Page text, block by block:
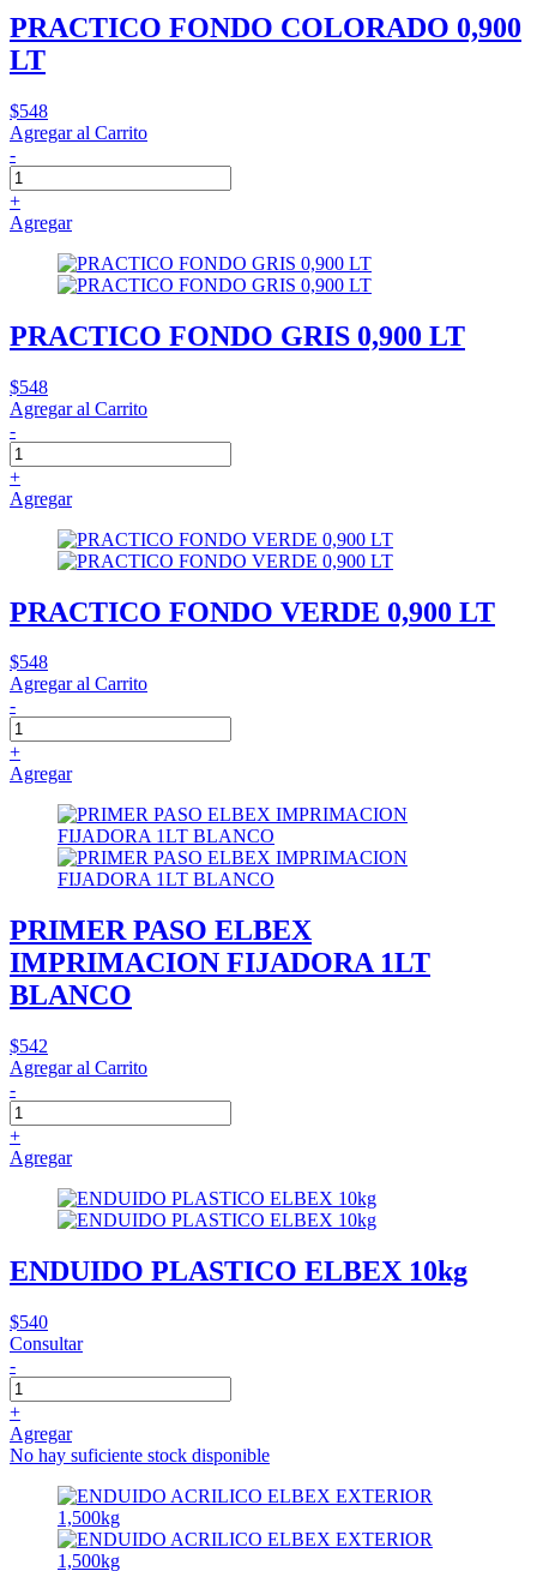
PRACTICO FONDO COLORADO 0,900
LT
$548
Agregar al Carrito
-
+
Agregar
PRACTICO FONDO GRIS 0,900 LT
$548
Agregar al Carrito
-
+
Agregar
PRACTICO FONDO VERDE 0,900 LT
$548
Agregar al Carrito
-
+
Agregar
PRIMER PASO ELBEX
IMPRIMACION FIJADORA 1LT
BLANCO
$542
Agregar al Carrito
-
+
Agregar
ENDUIDO PLASTICO ELBEX 10kg
$540
Consultar
-
+
Agregar
No hay suficiente stock disponible